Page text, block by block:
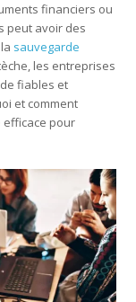
financiers ou
peut avoir des
sauvegarde
les entreprises
fiables et
et comment
efficace pour